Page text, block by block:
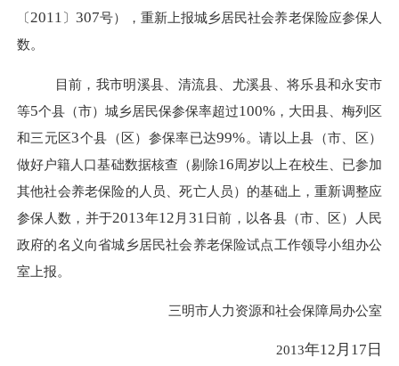
〔2011 〕307号），重新上报城乡居民社会养老保险应参保人
数。
目前，我市明溪县、清流县、尤溪县、将乐县和永安市
等5个县（市）城乡居民保参保率超过100% ，大田县、梅列区
和三元区3个县（区）参保率已达99%。请以上县（市、区）
做好户籍人口基础数据核查（剔除16周岁以上在校生、已参加
其他社会养老保险的人员、死亡人员）的基础上，重新调整应
参保人数，并于2013年12 月 31 日前，以各县（市、区）人民
政府的名义向省城乡居民社会养老保险试点工作领导小组办公
室上报。
三明市人力资源和社会保障局办公室
2013年12 月17 日